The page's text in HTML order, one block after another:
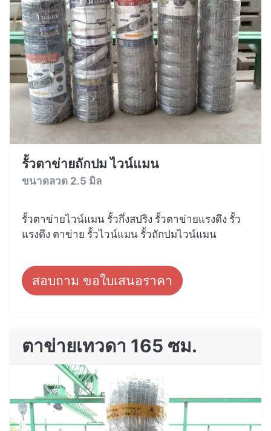
รั้วตาข่ายถักปม ไวน์แมน
ขนาดลวด 2.5 มิล
รั้วตาข่ายไวน์แมน รั้วกึ่งสปริง รั้วตาข่ายแรงดึง รั้ว
แรงดึง ตาข่าย รั้วไวน์แมน รั้วถักปมไวน์แมน
สอบถาม ขอใบเสนอราคา
ตาข่ายเทวดา 165 ซม.